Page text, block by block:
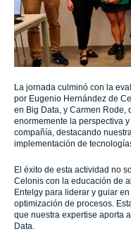
La jornada culminó con la
por Eugenio Hernández de
en Big Data, y Carmen Rode,
enormemente la perspectiva
compañía, destacando
implementación de
El éxito de esta actividad no
Celonis con la educación de
Entelgy para liderar y guiar
optimización de procesos.
que nuestra expertise aporta
Data.